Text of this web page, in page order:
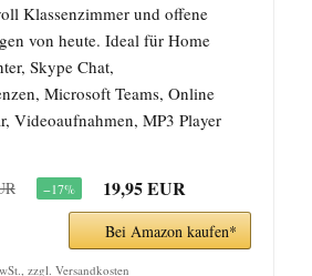
Klassenzimmer und offene
von heute. Ideal für Home
Skype Chat,
Microsoft Teams, Online
Videoaufnahmen, MP3 Player
−17% 19,95 EUR
Bei Amazon kaufen*
zzgl. Versandkosten